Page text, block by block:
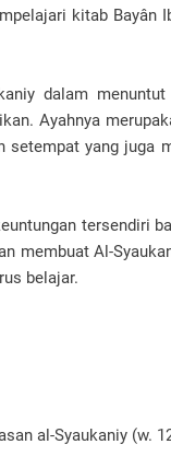
kitab Bayân
dalam
Ayahnya
setempat yang juga
tersendiri
membuat Al-
belajar.
al-Syaukaniy (w.